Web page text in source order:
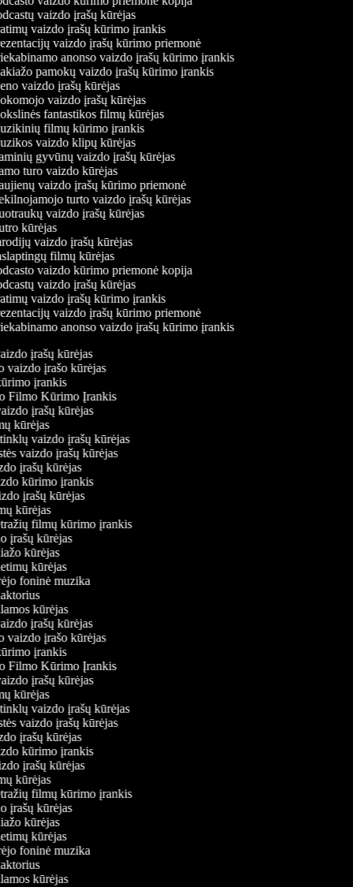
vaizdo įrašų kūrėjas
vaizdo įrašų kūrimo įrankis
vaizdo įrašų kūrimo priemonė
anonso vaizdo įrašų kūrimo įrankis
pamokų vaizdo įrašų kūrimo įrankis
vaizdo įrašų kūrėjas
vaizdo įrašų kūrėjas
fantastikos filmų kūrėjas
filmų kūrimo įrankis
vaizdo klipų kūrėjas
gyvūnų vaizdo įrašų kūrėjas
turo vaizdo kūrėjas
vaizdo įrašų kūrimo priemonė
turto vaizdo įrašų kūrėjas
vaizdo įrašų kūrėjas
kūrėjas
vaizdo įrašų kūrėjas
filmų kūrėjas
vaizdo kūrimo priemonė kopija
vaizdo įrašų kūrėjas
vaizdo įrašų kūrimo įrankis
vaizdo įrašų kūrimo priemonė
anonso vaizdo įrašų kūrimo įrankis
įrašų kūrėjas
vaizdo įrašo kūrėjas
įrankis
Filmo Kūrimo Įrankis
įrašų kūrėjas
kūrėjas
vaizdo įrašų kūrėjas
vaizdo įrašų kūrėjas
įrašų kūrėjas
kūrimo įrankis
įrašų kūrėjas
kūrėjas
filmų kūrimo įrankis
įrašų kūrėjas
kūrėjas
kūrėjas
foninė muzika
kūrėjas
įrašų kūrėjas
vaizdo įrašo kūrėjas
įrankis
Filmo Kūrimo Įrankis
įrašų kūrėjas
kūrėjas
vaizdo įrašų kūrėjas
vaizdo įrašų kūrėjas
įrašų kūrėjas
kūrimo įrankis
įrašų kūrėjas
kūrėjas
filmų kūrimo įrankis
įrašų kūrėjas
kūrėjas
kūrėjas
foninė muzika
kūrėjas